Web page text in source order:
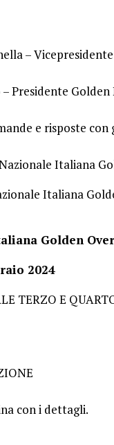
–
Presidente Golden
e risposte
Italiana
Italiana
Golden
2024
TERZO E
con i dettagli.